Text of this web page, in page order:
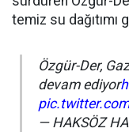
temiz su dağıtımı
Özgür-Der,
devam ediyor
— HAKSÖZ